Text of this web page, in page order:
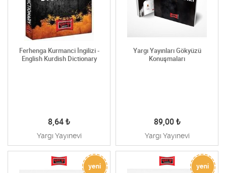
Ferhenga Kurmanci İngilizi -
English Kurdish Dictionary
8,64 ₺
Yargı Yayınevi
Yargı Yayınları Gökyüzü
Konuşmaları
89,00₺
Yargı Yayınevi